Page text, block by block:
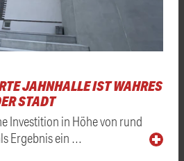
JAHNHALLE IST WAHRES
STADT
Investition in Höhe von rund
Ergebnis ein …